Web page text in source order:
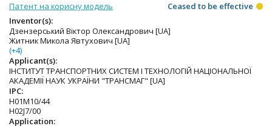
Патент на корисну модель
Ceased to be effective
Inventor(s):
Дзензерський Віктор Олександрович [UA]
Житник Микола Явтухович [UA]
(+4)
Applicant(s):
ІНСТИТУТ ТРАНСПОРТНИХ СИСТЕМ І ТЕХНОЛОГІЙ НАЦІОНАЛЬНОЇ
АКАДЕМІЇ НАУК УКРАЇНИ "ТРАНСМАГ" [UA]
IPC:
H01M10/44
H02J7/00
Application: